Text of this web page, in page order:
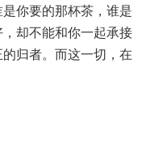
你要的那杯茶，谁是
却不能和你一起承接
归者。而这一切，在